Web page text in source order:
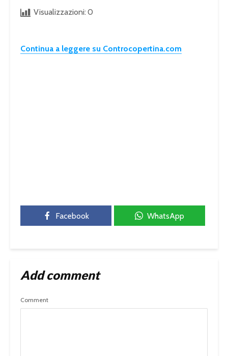
Visualizzazioni: 0
Continua a leggere su Controcopertina.com
Facebook WhatsApp
Add comment
Comment